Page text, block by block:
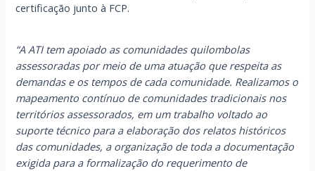
certificação junto à FCP.
“A ATI tem apoiado as comunidades quilombolas
assessoradas por meio de uma atuação que respeita as
demandas e os tempos de cada comunidade. Realizamos o
mapeamento contínuo de comunidades tradicionais nos
territórios assessorados, em um trabalho voltado ao
suporte técnico para a elaboração dos relatos históricos
das comunidades, a organização de toda a documentação
exigida para a formalização do requerimento de